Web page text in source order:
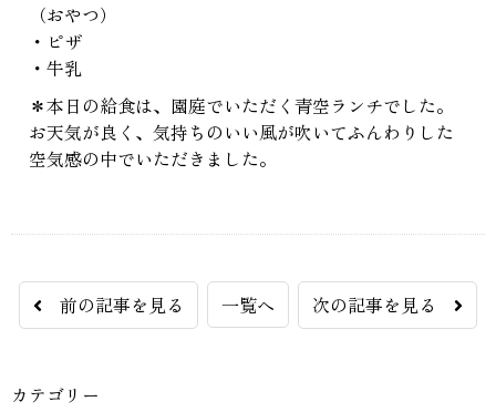
（おやつ）
・ピザ
・牛乳
＊本日の給食は、園庭でいただく青空ランチでした。
お天気が良く、気持ちのいい風が吹いてふんわりした
空気感の中でいただきました。
前の記事を見る 一覧へ 次の記事を見る
カテゴリー